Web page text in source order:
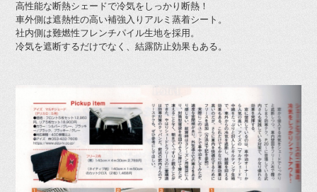
高性能な断熱シェードで冷気をしっかり断熱！
車外側は遮熱性の高い補強入りアルミ蒸着シート。
社内側は難燃性フレンチパイル生地を採用。
冷気を遮断するだけでなく、結露防止効果もある。